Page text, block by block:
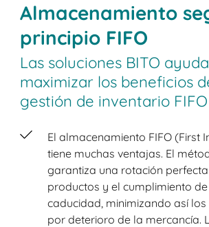
Almacenamiento
principio FIFO
Las soluciones BITO
maximizar los beneficios
gestión de inventario FIFO
El almacenamiento FIFO (First
tiene muchas ventajas. El
garantiza una rotación
productos y el cumplimiento
caducidad, minimizando así
por deterioro de la mercancía.